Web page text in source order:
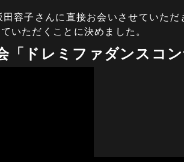
容子さんに直接お会いさせていた
いただくことに決めました。
「ドレミファダンスコ